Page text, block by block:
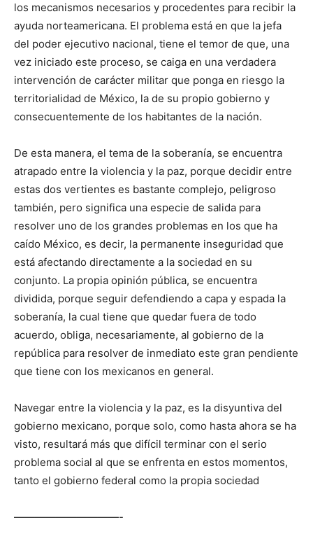
los mecanismos necesarios y procedentes para recibir la
ayuda norteamericana. El problema está en que la jefa
del poder ejecutivo nacional, tiene el temor de que, una
vez iniciado este proceso, se caiga en una verdadera
intervención de carácter militar que ponga en riesgo la
territorialidad de México, la de su propio gobierno y
consecuentemente de los habitantes de la nación.
De esta manera, el tema de la soberanía, se encuentra
atrapado entre la violencia y la paz, porque decidir entre
estas dos vertientes es bastante complejo, peligroso
también, pero significa una especie de salida para
resolver uno de los grandes problemas en los que ha
caído México, es decir, la permanente inseguridad que
está afectando directamente a la sociedad en su
conjunto. La propia opinión pública, se encuentra
dividida, porque seguir defendiendo a capa y espada la
soberanía, la cual tiene que quedar fuera de todo
acuerdo, obliga, necesariamente, al gobierno de la
república para resolver de inmediato este gran pendiente
que tiene con los mexicanos en general.
Navegar entre la violencia y la paz, es la disyuntiva del
gobierno mexicano, porque solo, como hasta ahora se ha
visto, resultará más que difícil terminar con el serio
problema social al que se enfrenta en estos momentos,
tanto el gobierno federal como la propia sociedad
——————————-